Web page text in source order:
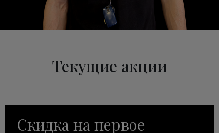
Текущие акции
Скидка на первое